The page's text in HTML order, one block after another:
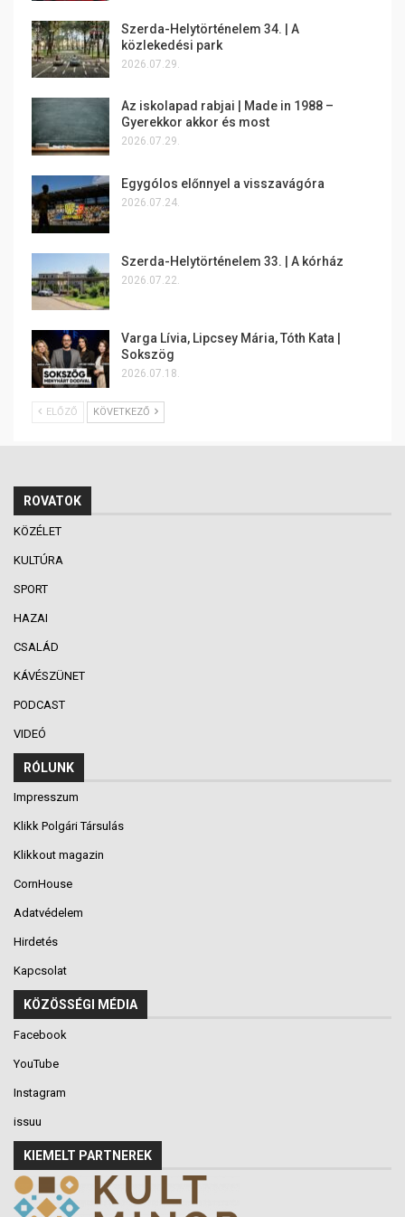
Szerda-Helytörténelem 34. | A
közlekedési park
2026.07.29.
Az iskolapad rabjai | Made in 1988 –
Gyerekkor akkor és most
2026.07.29.
Egygólos előnnyel a visszavágóra
2026.07.24.
Szerda-Helytörténelem 33. | A kórház
2026.07.22.
Varga Lívia, Lipcsey Mária, Tóth Kata |
Sokszög
2026.07.18.
ELŐZŐ KÖVETKEZŐ
ROVATOK
KÖZÉLET
KULTÚRA
SPORT
HAZAI
CSALÁD
KÁVÉSZÜNET
PODCAST
VIDEÓ
RÓLUNK
Impresszum
Klikk Polgári Társulás
Klikkout magazin
CornHouse
Adatvédelem
Hirdetés
Kapcsolat
KÖZÖSSÉGI MÉDIA
Facebook
YouTube
Instagram
issuu
KIEMELT PARTNEREK